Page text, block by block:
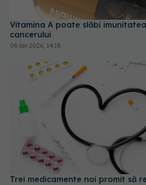
cancerului
08 ian 2026, 14:18
Trei medicamente noi promit să
colesterolul. Așteaptă doar unda
partea UE
27 iul 2026, 21:15